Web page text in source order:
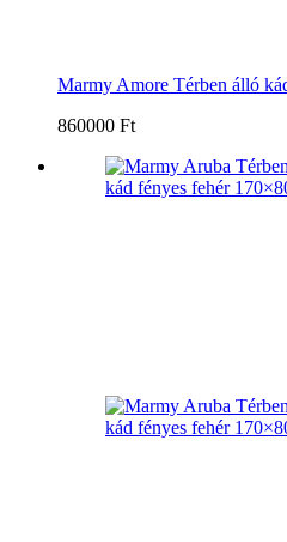
Marmy Amore Térben álló
860000 Ft